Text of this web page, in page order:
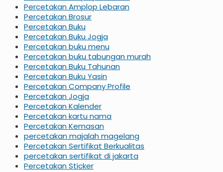
Percetakan Amplop Lebaran
Percetakan Brosur
Percetakan Buku
Percetakan Buku Jogja
Percetakan buku menu
Percetakan buku tabungan murah
Percetakan Buku Tahunan
Percetakan Buku Yasin
Percetakan Company Profile
Percetakan Jogja
Percetakan Kalender
Percetakan kartu nama
Percetakan Kemasan
percetakan majalah magelang
Percetakan Sertifikat Berkualitas
percetakan sertifikat di jakarta
Percetakan Sticker